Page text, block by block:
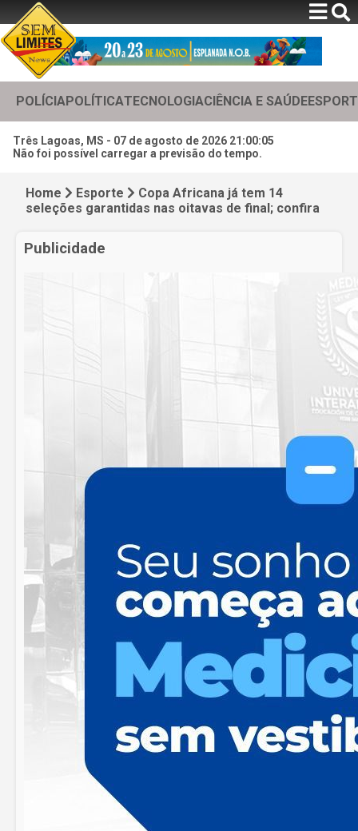
POLÍCIAPOLÍTICATECNOLOGIACIÊNCIA E SAÚDE
Três Lagoas, MS - 07 de agosto de 2026 21:00:07
Não foi possível carregar a previsão do tempo.
Home Esporte
Copa Africana já tem 14
seleções garantidas nas oitavas de final; confira
Publicidade